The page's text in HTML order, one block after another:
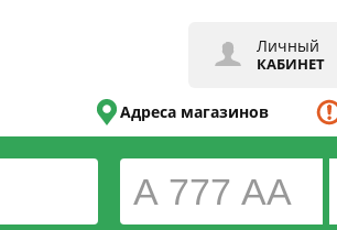
Личный
КАБИНЕТ
Адреса магазинов